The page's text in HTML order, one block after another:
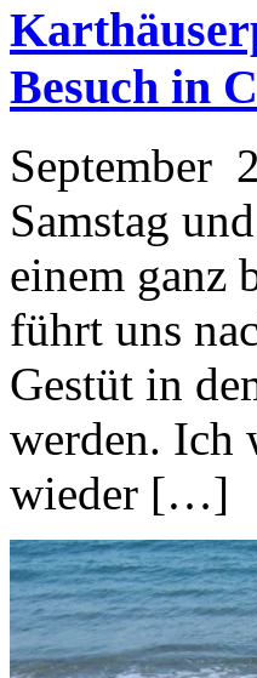
Besuch in
September
Samstag
einem ganz
führt uns
Gestüt in
werden. Ich
wieder […]